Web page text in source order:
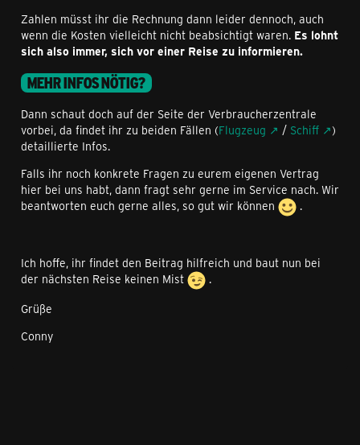
Zahlen müsst ihr die Rechnung dann leider dennoch, auch
wenn die Kosten vielleicht nicht beabsichtigt waren. Es lohnt
sich also immer, sich vor einer Reise zu informieren.
MEHR INFOS NÖTIG?
Dann schaut doch auf der Seite der Verbraucherzentrale
vorbei, da findet ihr zu beiden Fällen (Flugzeug / Schiff
)
detaillierte Infos.
Falls ihr noch konkrete Fragen zu eurem eigenen Vertrag
hier bei uns habt, dann fragt sehr gerne im Service nach. Wir
beantworten euch gerne alles, so gut wir können
.
Ich hoffe, ihr findet den Beitrag hilfreich und baut nun bei
der nächsten Reise keinen Mist
.
Grüße
Conny